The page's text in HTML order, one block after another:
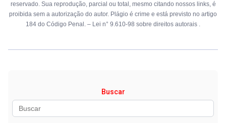
reservado. Sua reprodução, parcial ou total, mesmo citando nossos links, é
proibida sem a autorização do autor. Plágio é crime e está previsto no artigo
184 do Código Penal. – Lei n° 9.610-98 sobre direitos autorais .
Buscar